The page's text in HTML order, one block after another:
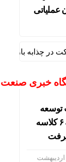
عملیاتی
چذابه بازدید
خبری صنعت
توسعه
عدالت آموزشی در مدرسه ۶ کلاسه